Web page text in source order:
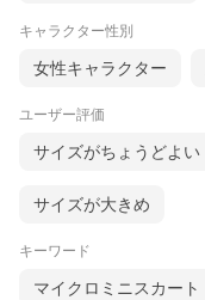
キャラクター性別
女性キャラクター
ユーザー評価
サイズがちょうどよい
サイズが大きめ
キーワード
マイクロミニスカート